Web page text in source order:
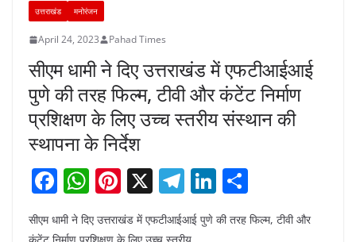
उत्तराखंड मनोरंजन
April 24, 2023 Pahad Times
सीएम धामी ने दिए उत्तराखंड में एफटीआईआई
पुणे की तरह फिल्म, टीवी और कंटेंट निर्माण
प्रशिक्षण के लिए उच्च स्तरीय संस्थान की
स्थापना के निर्देश
F
a
c
W
at
Pi
nt
er
X T
el
e
Li
n
k
h
ar
सीएम धामी ने दिए उत्तराखंड में एफटीआईआई पुणे की तरह फिल्म, टीवी और